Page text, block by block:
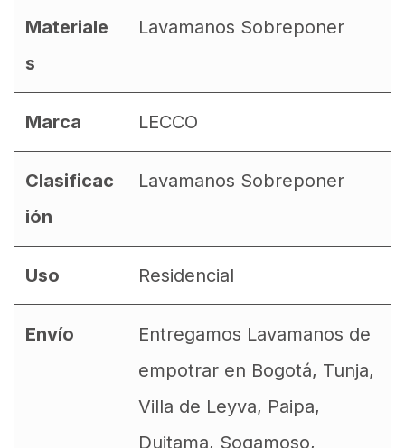
Materiale
s
Lavamanos Sobreponer
Marca LECCO
Clasificac
ión
Lavamanos Sobreponer
Uso Residencial
Envío
Entregamos Lavamanos de
empotrar en Bogotá, Tunja,
Villa de Leyva, Paipa,
Duitama, Sogamoso,